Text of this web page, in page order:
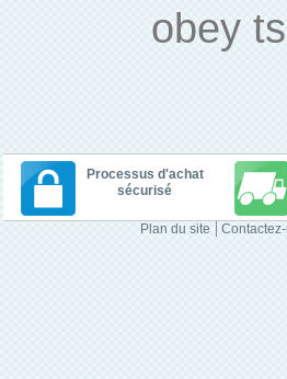
obey
Processus d'achat
sécurisé
Plan du site